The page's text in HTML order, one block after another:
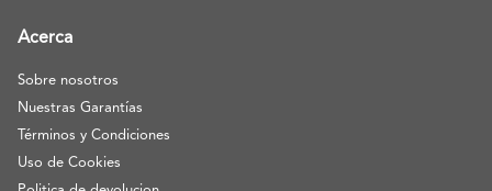
Acerca
Sobre nosotros
Nuestras Garantías
Términos y Condiciones
Uso de Cookies